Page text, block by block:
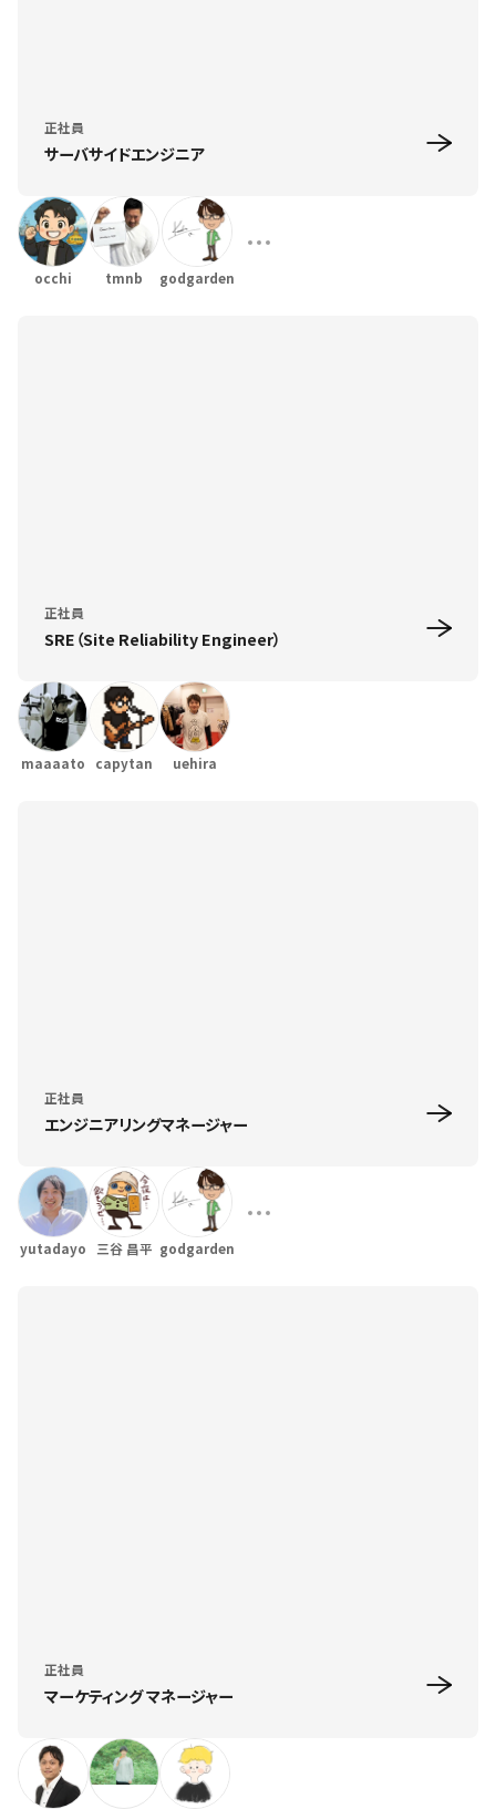
正社員
サーバサイドエンジニア
occhi tmnb godgarden
正社員
SRE（Site Reliability Engineer）
maaaato capytan uehira
正社員
エンジニアリングマネージャー
yutadayo 三谷 昌平 godgarden
正社員
マーケティング マネージャー